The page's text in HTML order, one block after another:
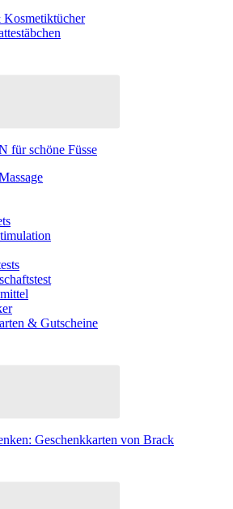
Kosmetiktücher
für schöne Füsse
& Gutscheine
Geschenkkarten von Brack